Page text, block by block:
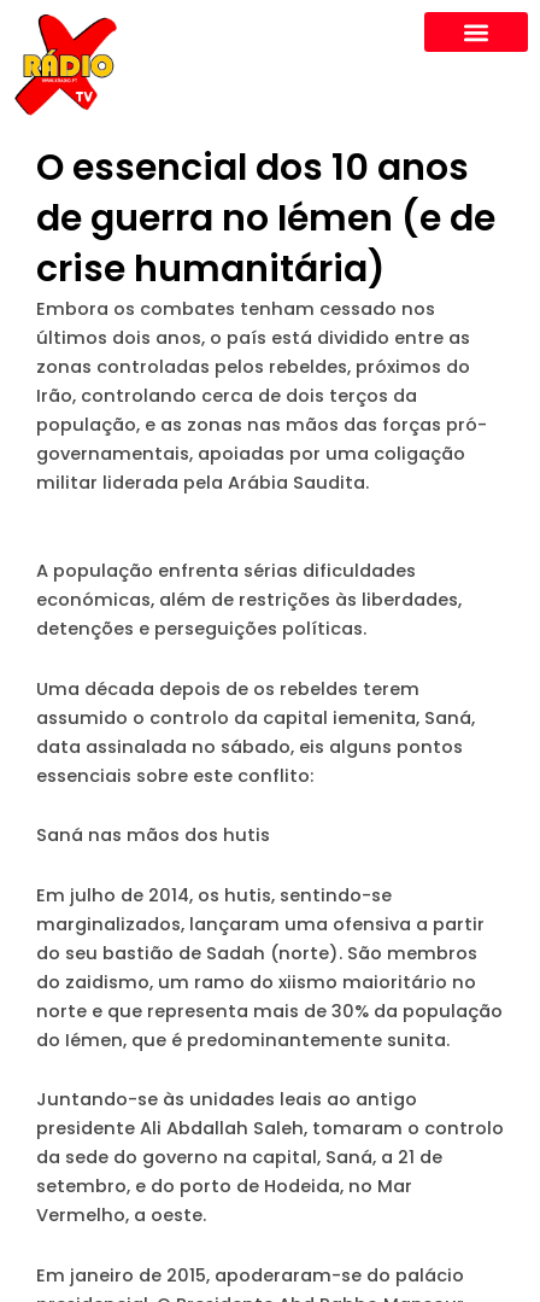
content
O essencial dos 10 anos
de guerra no Iémen (e de
crise humanitária)
Embora os combates tenham cessado nos
últimos dois anos, o país está dividido entre as
zonas controladas pelos rebeldes, próximos do
Irão, controlando cerca de dois terços da
população, e as zonas nas mãos das forças pró-
governamentais, apoiadas por uma coligação
militar liderada pela Arábia Saudita.
A população enfrenta sérias dificuldades
económicas, além de restrições às liberdades,
detenções e perseguições políticas.
Uma década depois de os rebeldes terem
assumido o controlo da capital iemenita, Saná,
data assinalada no sábado, eis alguns pontos
essenciais sobre este conflito:
Saná nas mãos dos hutis
Em julho de 2014, os hutis, sentindo-se
marginalizados, lançaram uma ofensiva a partir
do seu bastião de Sadah (norte). São membros
do zaidismo, um ramo do xiismo maioritário no
norte e que representa mais de 30% da população
do Iémen, que é predominantemente sunita.
Juntando-se às unidades leais ao antigo
presidente Ali Abdallah Saleh, tomaram o controlo
da sede do governo na capital, Saná, a 21 de
setembro, e do porto de Hodeida, no Mar
Vermelho, a oeste.
Em janeiro de 2015, apoderaram-se do palácio